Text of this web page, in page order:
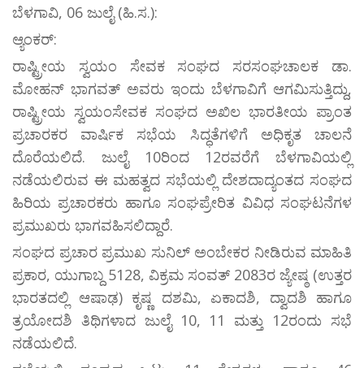
ಬೆಳಗಾವಿ, 06 ಜುಲೈ (ಹಿ.ಸ.):
ಆ್ಯಂಕರ್:
ರಾಷ್ಟ್ರೀಯ ಸ್ವಯಂ ಸೇವಕ ಸಂಘದ ಸರಸಂಘಚಾಲಕ ಡಾ.
ಮೋಹನ್ ಭಾಗವತ್ ಅವರು ಇಂದು ಬೆಳಗಾವಿಗೆ ಆಗಮಿಸುತ್ತಿದ್ದು,
ರಾಷ್ಟ್ರೀಯ ಸ್ವಯಂಸೇವಕ ಸಂಘದ ಅಖಿಲ ಭಾರತೀಯ ಪ್ರಾಂತ
ಪ್ರಚಾರಕರ ವಾರ್ಷಿಕ ಸಭೆಯ ಸಿದ್ಧತೆಗಳಿಗೆ ಅಧಿಕೃತ ಚಾಲನೆ
ದೊರೆಯಲಿದೆ. ಜುಲೈ 10ರಿಂದ 12ರವರೆಗೆ ಬೆಳಗಾವಿಯಲ್ಲಿ
ನಡೆಯಲಿರುವ ಈ ಮಹತ್ವದ ಸಭೆಯಲ್ಲಿ ದೇಶದಾದ್ಯಂತದ ಸಂಘದ
ಹಿರಿಯ ಪ್ರಚಾರಕರು ಹಾಗೂ ಸಂಘಪ್ರೇರಿತ ವಿವಿಧ ಸಂಘಟನೆಗಳ
ಪ್ರಮುಖರು ಭಾಗವಹಿಸಲಿದ್ದಾರೆ.
ಸಂಘದ ಪ್ರಚಾರ ಪ್ರಮುಖ ಸುನಿಲ್ ಅಂಬೇಕರ ನೀಡಿರುವ ಮಾಹಿತಿ
ಪ್ರಕಾರ, ಯುಗಾಬ್ದ 5128, ವಿಕ್ರಮ ಸಂವತ್ 2083ರ ಜ್ಯೇಷ್ಠ (ಉತ್ತರ
ಭಾರತದಲ್ಲಿ ಆಷಾಢ) ಕೃಷ್ಣ ದಶಮಿ, ಏಕಾದಶಿ, ದ್ವಾದಶಿ ಹಾಗೂ
ತ್ರಯೋದಶಿ ತಿಥಿಗಳಾದ ಜುಲೈ 10, 11 ಮತ್ತು 12ರಂದು ಸಭೆ
ನಡೆಯಲಿದೆ.